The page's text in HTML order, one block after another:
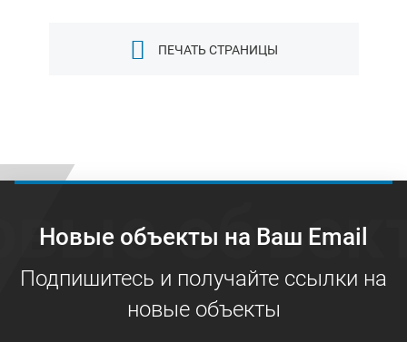
ПЕЧАТЬ СТРАНИЦЫ
Новые объекты на Ваш Email
Подпишитесь и получайте ссылки на
новые объекты